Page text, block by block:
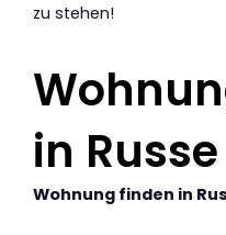
zu stehen!
in Russe
Wohnung finden in